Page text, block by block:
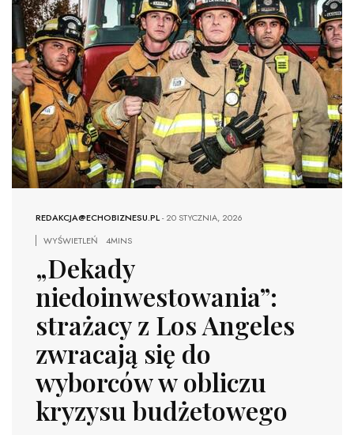
REDAKCJA@ECHOBIZNESU.PL-20 STYCZNIA, 2026
WYŚWIETLEŃ
4MINS
„Dekady
niedoinwestowania”:
strażacy z Los Angeles
zwracają się do
wyborców w obliczu
kryzysu budżetowego